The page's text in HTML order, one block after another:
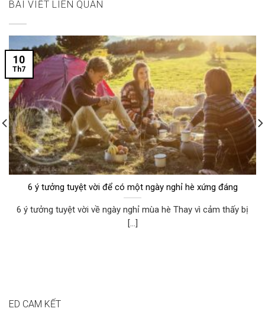
BÀI VIẾT LIÊN QUAN
6 ý tưởng tuyệt vời để có một ngày nghỉ hè xứng đáng
6 ý tưởng tuyệt vời về ngày nghỉ mùa hè Thay vì cảm thấy bị
[...]
10
Th7
ED CAM KẾT